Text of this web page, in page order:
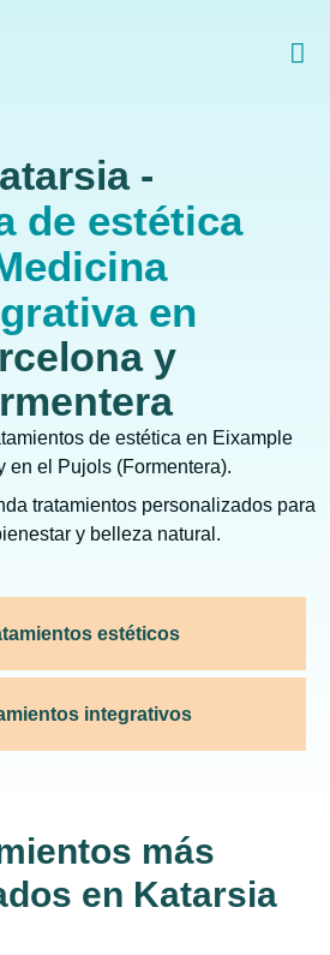
-
de estética
en
y
de estética en Eixample
en el Pujols (Formentera).
tratamientos personalizados para
y belleza natural.
estéticos
integrativos
más
en Katarsia